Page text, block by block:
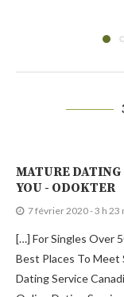
MATURE
YOU - ODOKTER
7 février 2020 - 3 h 23
[…] For Singles Over
Best Places To Meet
Dating Service